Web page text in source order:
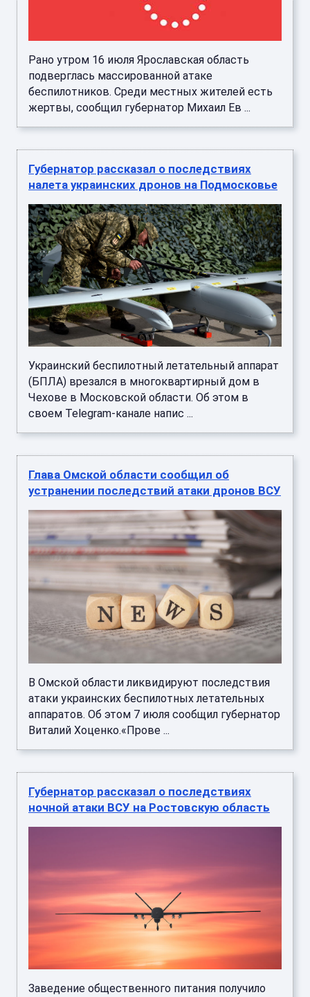
Рано утром 16 июля Ярославская область
подверглась массированной атаке
беспилотников. Среди местных жителей есть
жертвы, сообщил губернатор Михаил Ев ...
Губернатор рассказал о последствиях
налета украинских дронов на Подмосковье
Украинский беспилотный летательный аппарат
(БПЛА) врезался в многоквартирный дом в
Чехове в Московской области. Об этом в
своем Telegram-канале напис ...
Глава Омской области сообщил об
устранении последствий атаки дронов ВСУ
В Омской области ликвидируют последствия
атаки украинских беспилотных летательных
аппаратов. Об этом 7 июля сообщил губернатор
Виталий Хоценко.«Прове ...
Губернатор рассказал о последствиях
ночной атаки ВСУ на Ростовскую область
Заведение общественного питания получило